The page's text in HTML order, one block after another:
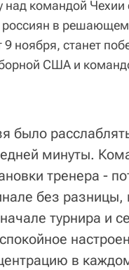
над командой Чехии
в
ноября, станет
США и
было
минуты.
тренера -
без разницы,
турнира и
в